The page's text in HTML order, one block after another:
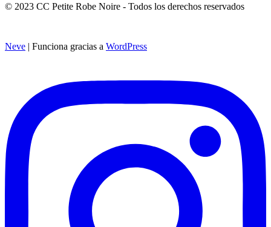
© 2023 CC Petite Robe Noire - Todos los derechos reservados
Neve | Funciona gracias a WordPress